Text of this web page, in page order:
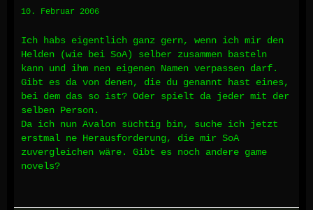
10. Februar 2006
Ich habs eigentlich ganz gern, wenn ich mir den
Helden (wie bei SoA) selber zusammen basteln
kann und ihm nen eigenen Namen verpassen darf.
Gibt es da von denen, die du genannt hast eines,
bei dem das so ist? Oder spielt da jeder mit der
selben Person.
Da ich nun Avalon süchtig bin, suche ich jetzt
erstmal ne Herausforderung, die mir SoA
zuvergleichen wäre. Gibt es noch andere game
novels?